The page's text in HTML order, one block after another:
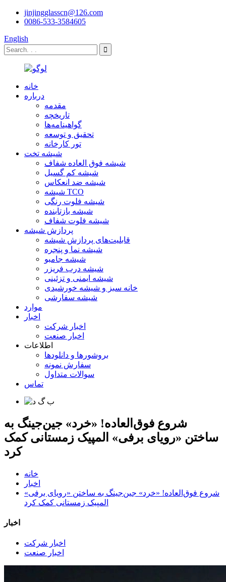
jinjingglasscn@126.com
0086-533-3584605
English
خانه
درباره
مقدمه
تاریخچه
گواهینامه‌ها
تحقیق و توسعه
تور کارخانه
شیشه تخت
شیشه فوق العاده شفاف
شیشه کم گسیل
شیشه ضد انعکاس
شیشه TCO
شیشه فلوت رنگی
شیشه بازتابنده
شیشه فلوت شفاف
پردازش شیشه
قابلیت‌های پردازش شیشه
شیشه نما و پنجره
شیشه جامبو
شیشه درب فریزر
شیشه ایمنی و تزئینی
خانه سبز و شیشه خورشیدی
شیشه سفارشی
موارد
اخبار
اخبار شرکت
اخبار صنعت
اطلاعات
بروشورها و دانلودها
سفارش نمونه
سوالات متداول
تماس
شروع فوق‌العاده! «خرد» جین‌جینگ به
ساختن «رویای برفی» المپیک زمستانی کمک
کرد
خانه
اخبار
شروع فوق‌العاده! «خرد» جین‌جینگ به ساختن «رویای برفی»
المپیک زمستانی کمک کرد
اخبار
اخبار شرکت
اخبار صنعت